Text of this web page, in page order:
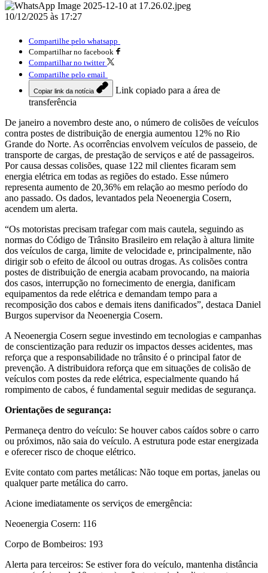
10/12/2025 às 17:27
Compartilhe pelo whatsapp
Compartilhar no facebook
Compartilhar no twitter
Compartilhe pelo email
Copiar link da notícia
Link copiado para a área de
transferência
De janeiro a novembro deste ano, o número de colisões de veículos
contra postes de distribuição de energia aumentou 12% no Rio
Grande do Norte. As ocorrências envolvem veículos de passeio, de
transporte de cargas, de prestação de serviços e até de passageiros.
Por causa dessas colisões, quase 122 mil clientes ficaram sem
energia elétrica em todas as regiões do estado. Esse número
representa aumento de 20,36% em relação ao mesmo período do
ano passado. Os dados, levantados pela Neoenergia Cosern,
acendem um alerta.
“Os motoristas precisam trafegar com mais cautela, seguindo as
normas do Código de Trânsito Brasileiro em relação à altura limite
dos veículos de carga, limite de velocidade e, principalmente, não
dirigir sob o efeito de álcool ou outras drogas. As colisões contra
postes de distribuição de energia acabam provocando, na maioria
dos casos, interrupção no fornecimento de energia, danificam
equipamentos da rede elétrica e demandam tempo para a
recomposição dos cabos e demais itens danificados”, destaca Daniel
Burgos supervisor da Neoenergia Cosern.
A Neoenergia Cosern segue investindo em tecnologias e campanhas
de conscientização para reduzir os impactos desses acidentes, mas
reforça que a responsabilidade no trânsito é o principal fator de
prevenção. A distribuidora reforça que em situações de colisão de
veículos com postes da rede elétrica, especialmente quando há
rompimento de cabos, é fundamental seguir medidas de segurança.
Orientações de segurança:
Permaneça dentro do veículo: Se houver cabos caídos sobre o carro
ou próximos, não saia do veículo. A estrutura pode estar energizada
e oferecer risco de choque elétrico.
Evite contato com partes metálicas: Não toque em portas, janelas ou
qualquer parte metálica do carro.
Acione imediatamente os serviços de emergência:
Neoenergia Cosern: 116
Corpo de Bombeiros: 193
Alerta para terceiros: Se estiver fora do veículo, mantenha distância